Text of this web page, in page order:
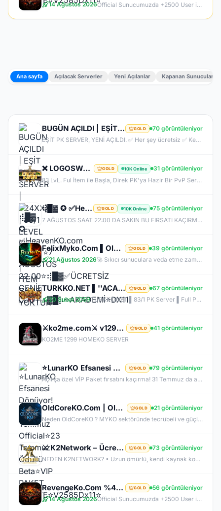
14 Ağustos 2026
Official Sunucumuzda +2500 User ile sorunsuz bir şekilde sunucumuzu aktif ettik. Aktif edilen sunucumuza geç kalmış veya başlayamayan oyuncularımız için 2. Akademi Sunucumuz 14 Ağustos Cuma günü Aktif Edilecektir. %400 DROP , %400 EXP , %400 Coins Drobu olarak sunucu 14 ağustosda academy olarak aktif edilecektir. Sunucumuz 1 Lv aktif edilmesine rağmen oyuncularımızın geri kalmaması için Akademi sunucumuz 83 Lv Başlangıç Full Skill olarak aktif edilecektir.
Ana sayfa Açılacak Serverler Yeni Açılanlar Kapanan Sunucular
BUGÜN AÇILDI | EŞİT PK SERVER | V24XXX | 83/1 LEVEL FULL İTEM | İTEM SATIŞI YOKTUR GOLD
70 görüntüleniyor
EŞİT PK SERVER, YENİ AÇILDI. ✅ Her şey ücretsiz ✅ Kesinlikle item satışı yok ✅ Herkes eşit şartlarda başlayacak ✅ JR, BDW, Chaos ve savaş etkinlikleri aktif ✅ Kalabalık ve rekabetçi PK ortamı Bu cumartesi saat 21:00’da yeniden bizimle olun. Arkadaşlarınızı da davet edin, hep birlikte daha güçlü ve daha kalabalık bir başlangıç yapalım! Desteğiniz ve anlayışınız için teşekkür ederiz.
❌ LOGOSWAR.COM ❌ [ 83/1 ] PK SERVER ▌FULL ITEM BAŞLANGIÇ ▌Adım Atamayacağın Kadar Kalabalık GOLD 10K Online
31 görüntüleniyor
83 LvL. Ful İtem ile Başla, Direk PK'ya Hazir Bir PvP Server, Full Pus'da Hediye, 10.000 Oyuncu Kitlesi ile Türkiye'nin En Kalabalık PK Serveri, Sizlerde Hemen Yerinizi Alın.
⢾█▓ ✪ ✅HeavenKO.com ✅▓█⡷⭐7 AĞUSTOS 22.00⭐⢾█▓✅ÜCRETSİZ GENİE LOOT✅▓█⡷⭐AKADEMİ⭐DX11 GOLD 10K Online
75 görüntüleniyor
7 AĞUSTOS SAAT 22:00 DA SAKIN BU FIRSATI KAÇIRMA! BİZİMLE YOLA ÇIKAN HERKES BUGÜN İPTAL! BİZ İSE 6.AYIMIZI DEVİRDİK, İLK GÜNKİ GİBİ GEÇ KALMAYACAĞIN TEK SİSTEM!
FelixMyko.Com ▌Old Myko v.1098 ▌70 Level CAP ▌Official : 21 Ağustos Cuma 22:00 ▌Starter Paket Bizden GOLD
39 görüntüleniyor
21 Ağustos 2026
🚀 Sıkıcı sunuculara veda etme zamanı geldi! ⭐ Parlayan yıldız: FelixMyko! 💰 Sürekli kazandıran yapısı, bitmek bilmeyen Farm ve PK heyecanıyla eski MyKO ruhunu yeniden yaşamaya hazır ol! 📅 Açılış: 21 Ağustos Cuma – 🕙 22:00 🌐 Adres: FelixMyko.com 🎁 2.000 TL bakiye değerinde Starter Paket HEDİYE! 🔑 Starter Paket Kodu: 99998888777766665555 🌐 Panel: https://www.felixmyko.com 👉 Discord: http://discord.gg/MYACS 🟢 WhatsApp: https://wp.felixmyko.com ⚔️ Eski günlerin efsane savaşlarını, dostluk
TURKKO.NET ▌''ACADEMY'' Sunucusu 10 TEMMUZ Time 22:00 ▌Ücretsiz Full Pus Başlangıç ▌83/5 PK Server GOLD
67 görüntüleniyor
20 Şubat 2059
TURKKO.NET ▌83/1 PK Server ▌Full Pus Başlangıç ▌x64 Bit Client dx11 ▌ 2009'dan Bu Yana Aynı Heyecan!
⚔️ko2me.com⚔️ v1299 ⚔️DİEZ ⚔️ OFFİCAL 17.07.2026⚔️ JAPKO DRAKİ SERVER GOLD
41 görüntüleniyor
KO2ME 1299 HOMEKO SERVER
⭐LunarKO Efsanesi Dönüyor!⭐31 Temmuz Official⭐23 Temmuz Ödüllü Beta⭐VIP PAKET HEDİYE⭐V2585Dx11⭐ GOLD
79 görüntüleniyor
Açılışa özel VİP Paket fırsatını kaçırma! 31 Temmuz da aramıza katıl , unutamayacağın bir deneyim senin olsun!
OldCoreKO.Com | Old Myko v.1098 | Starter + Yan Pus Ücretsiz | Academy : 17 Temmuz 2026 -Cuma 21:00! GOLD
21 görüntüleniyor
Neden OldCoreKO ? MYKO sektöründe tecrübeli ve güçlü yönetim Oyuncu geri bildirimlerine önem veren şeffaf yapı Play to Win odaklı sistem anlayışı Dengeli ekonomi ve sürdürülebilir oyun yapısı Uzun soluklu, plansız kapanma riski olmayan sunucu vizyonu Deneyimli yönetim ekibimizin rehberliğinde, uzun soluklu ve unutulmaz bir maceraya hazır olun. OldCoreKO; heyecan dolu bir ortam, PK temposunun hiç durmadığı ve MYKO’nun özünü sonuna kadar yaşayabileceğiniz eşsiz bir atmosfer.
⚔️ K2Network – Ücretsiz PUS | Auto Upgrade | Geliştirilmiş Drop & Kutu Sistemi | Sürekli Güncellemel GOLD
73 görüntüleniyor
NEDEN K2NETWORK? • Uzun ömürlü, kendi kaynak koduna sahip gerçek bir proje – hazır dosya alıp 1 haftada patlayan server değil. • %100 farm mantığı – KC/TL zorunluluğu yok, her şey oynayarak kazanılabilir. • Upgrade sınırı yok! – +30 Rebirthe kadar ilerleyen, +5’e kadar basılan takılar! • Tamamen ücretsiz PUS, paranızı sevdiklerinize ve ailenize ayırabilirsiniz! • Upgrade oranları şeffaf – % kaç ihtimalle bastığını ekranda net görüyorsun. • Auto Upgrade sistemi oyuna direkt entegre
RevengeKo.Com %400 Academy 14 Ağustos 2026 | v.2585 Light Farm | 1500 TL Değerinde VIP Paket Hediye GOLD
56 görüntüleniyor
14 Ağustos 2026
Official Sunucumuzda +2500 User ile sorunsuz bir şekilde sunucumuzu aktif ettik. Aktif edilen sunucumuza geç kalmış veya başlayamayan oyuncularımız için 2. Akademi Sunucumuz 14 Ağustos Cuma günü Aktif Edilecektir. %400 DROP , %400 EXP , %400 Coins Drobu olarak sunucu 14 ağustosda academy olarak aktif edilecektir. Sunucumuz 1 Lv aktif edilmesine rağmen oyuncularımızın geri kalmaması için Akademi sunucumuz 83 Lv Başlangıç Full Skill olarak aktif edilecektir.